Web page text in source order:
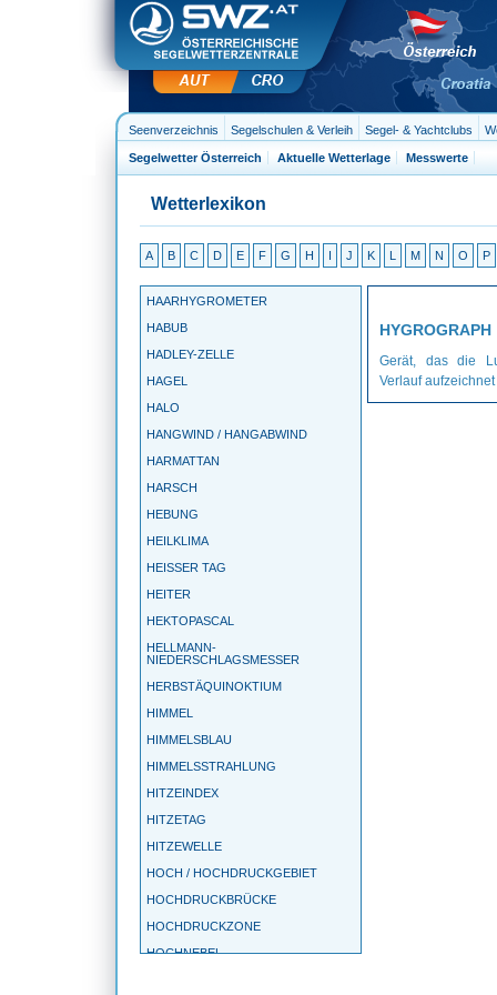
Seenverzeichnis Segelschulen & Verleih Segel- & Yachtclubs
Segelwetter Österreich Aktuelle Wetterlage Messwerte
Wetterlexikon
A B C D E F G H I J K L M N O P
HAARHYGROMETER
HABUB
HADLEY-ZELLE
HAGEL
HALO
HANGWIND / HANGABWIND
HARMATTAN
HARSCH
HEBUNG
HEILKLIMA
HEISSER TAG
HEITER
HEKTOPASCAL
HELLMANN-
NIEDERSCHLAGSMESSER
HERBSTÄQUINOKTIUM
HIMMEL
HIMMELSBLAU
HIMMELSSTRAHLUNG
HITZEINDEX
HITZETAG
HITZEWELLE
HOCH / HOCHDRUCKGEBIET
HOCHDRUCKBRÜCKE
HOCHDRUCKZONE
HOCHNEBEL
HYGROGRAPH
Gerät, das die
Verlauf